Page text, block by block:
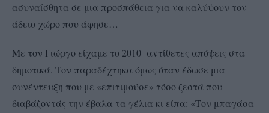
ασυναίσθητα σε μια προσπάθεια για να καλύψουν τον
άδειο χώρο που άφησε…
Με τον Γιώργο είχαμε το 2010 αντίθετες απόψεις στα
δημοτικά. Τον παραδέχτηκα όμως όταν έδωσε μια
συνέντευξη που με «επιτιμούσε» τόσο ζεστά που
διαβάζοντάς την έβαλα τα γέλια κι είπα: «Τον μπαγάσα